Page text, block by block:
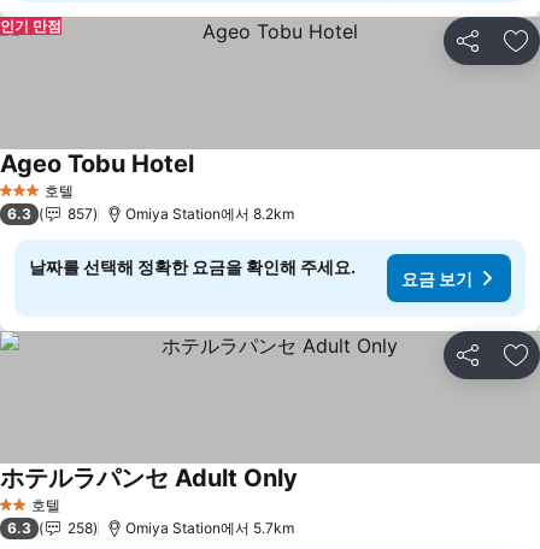
공유 즐
인기 만점
3 성급 호텔
Ageo Tobu Hotel요금 보기
6.3 857 Omiya Station에서 8.2km
날짜를 선택해 정확한 요금을 확인해 주세요.
요금 보기
공유 즐
2 성급호텔
ホテルラパンセ Adult Only
6.3 258 Omiya Station에서 5.7km